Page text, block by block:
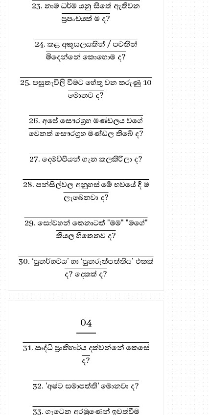
944. ආනන්තර්ය පාප කර්මයන්
අදාළ, මින...
935. මේ භවයේ දී ම
වෙන්නේ කොහ...
23. නාම ධර්ම යනු සිතේ ඇතිවන
ප්‍රපංචයක් ම ද?
24. කළ අකුසලයකින් / පවකින්
මිදෙන්නේ කොහොම ද?
25. පසුතැවිලි වීමට හේතු වන කරුණු 10
මොනව ද?
26. අපේ සෞරග්‍රහ මණ්ඩලය වගේ
වෙනත් සෞරග්‍රහ මණ්ඩල තිබේ ද?
27. දෙමව්පියන් ගැන කලකිරිලා ද?
28. පන්සිල්වල අනුහස් මේ භවයේ දී ම
ලැබෙනවා ද?
29. සෝවහන් කෙනාටත් "මම" "මගේ"
කියල හිතෙනව ද?
30. ‘පුනර්භවය’ හා ‘පුනරුත්පත්තිය’ එකක්
ද? දෙකක් ද?
04
31. ඍද්ධි ප්‍රාතිහාර්ය දක්වන්නේ කෙසේ
ද?
32. 'අෂ්ට සමාපත්ති' මොනවා ද?
33. ගැටෙන අරමුණෙන් ඉවත්වීම